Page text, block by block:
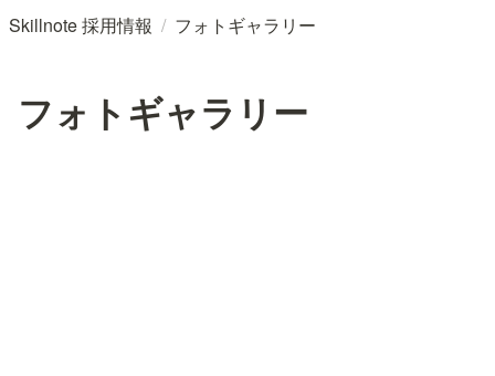
Skillnote 採用情報 / フォトギャラリー
フォトギャラリー